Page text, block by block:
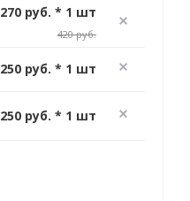
270 руб. * 1 шт
420 руб.
250 руб. * 1 шт
250 руб. * 1 шт